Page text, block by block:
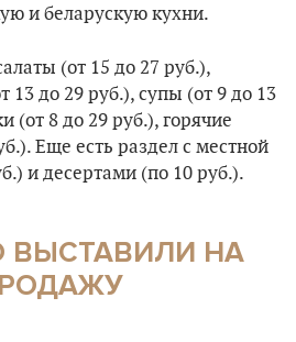
и беларускую кухни.
(от 15 до 27 руб.),
13 до 29 руб.), супы (от 9 до 13
(от 8 до 29 руб.), горячие
Еще есть раздел с местной
и десертами (по 10 руб.).
ВЫСТАВИЛИ НА